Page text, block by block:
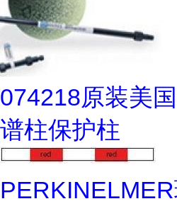
074218原装美
谱柱保护柱